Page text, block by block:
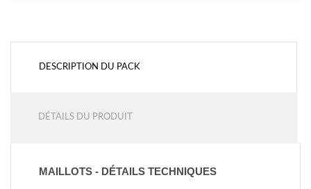
DESCRIPTION DU PACK
DÉTAILS DU PRODUIT
MAILLOTS - DÉTAILS TECHNIQUES